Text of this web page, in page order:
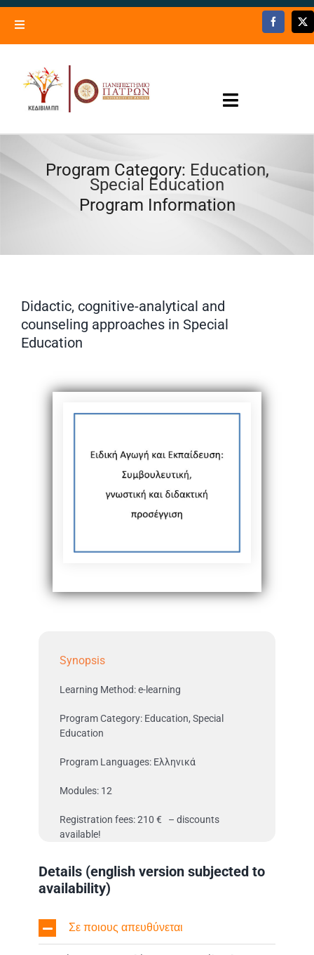
Skip
Toggle
Navigation
Trainers’ Registry
Contact Us Toggle
Program Category: Education,
Special Education
Program Information
Didactic, cognitive-analytical and
counseling approaches in Special
Education
Synopsis
Learning Method: e-learning
Program Category: Education, Special
Education
Program Languages: Ελληνικά
Modules: 12
Registration fees: 210 € – discounts
available!
Details (english version subjected to
availability)
Σε ποιους απευθύνεται